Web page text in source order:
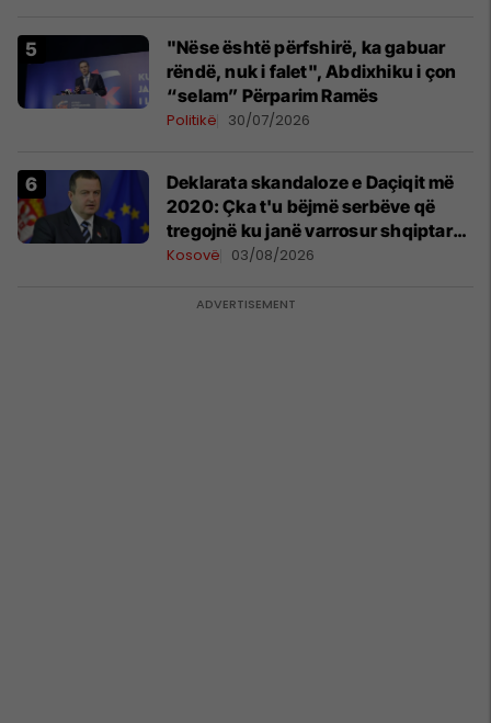
"Nëse është përfshirë, ka gabuar
rëndë, nuk i falet", Abdixhiku i çon
“selam” Përparim Ramës
Politikë 30/07/2026
​Deklarata skandaloze e Daçiqit më
2020: Çka t'u bëjmë serbëve që
tregojnë ku janë varrosur shqiptarët
në Serbi
Kosovë 03/08/2026